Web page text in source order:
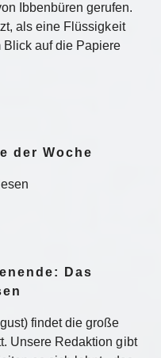
Ibbenbüren gerufen.
als eine Flüssigkeit
auf die Papiere
der Woche
Das
findet die große
Unsere Redaktion gibt